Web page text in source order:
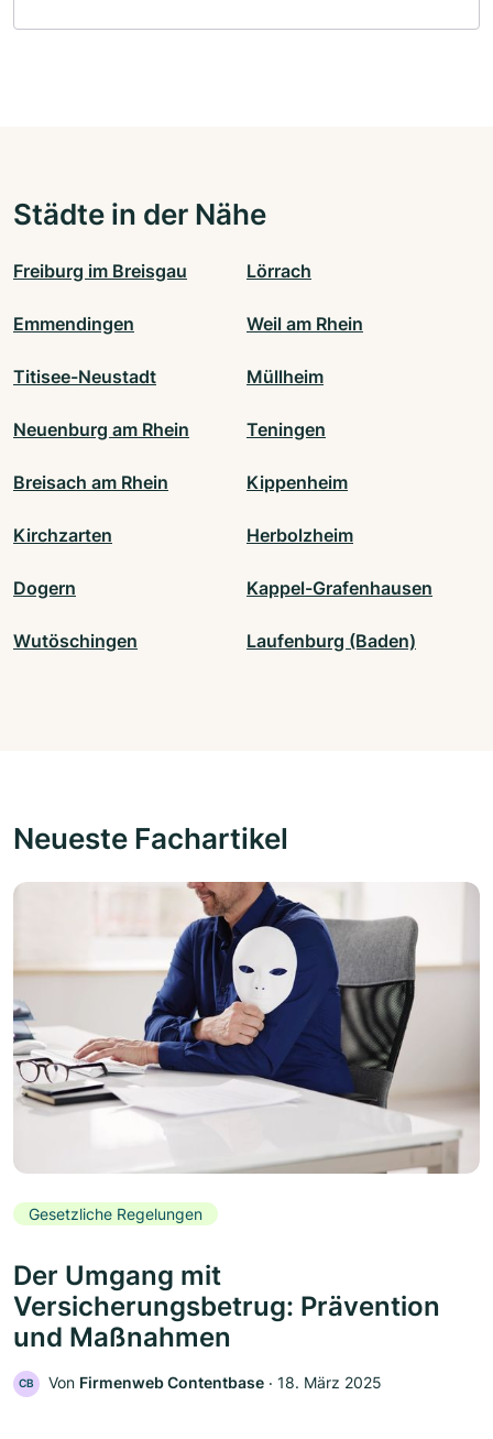
Städte in der Nähe
Freiburg im Breisgau Lörrach
Emmendingen Weil am Rhein
Titisee-Neustadt Müllheim
Neuenburg am Rhein Teningen
Breisach am Rhein Kippenheim
Kirchzarten Herbolzheim
Dogern Kappel-Grafenhausen
Wutöschingen Laufenburg (Baden)
Neueste Fachartikel
Gesetzliche Regelungen
Der Umgang mit
Versicherungsbetrug: Prävention
und Maßnahmen
CB Von Firmenweb Contentbase ‧ 18. März 2025